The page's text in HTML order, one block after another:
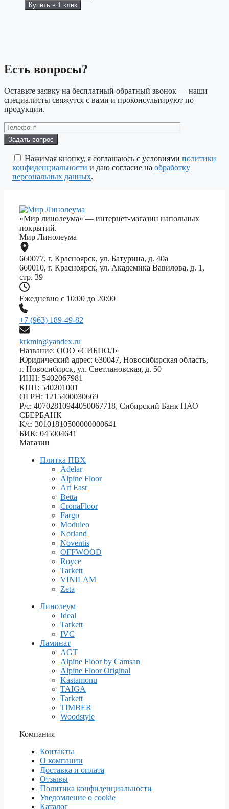
Купить в 1 клик
Есть вопросы?
Оставьте заявку на бесплатный обратный звонок — наши
специалисты свяжутся с вами и проконсультируют по
продукции.
Оставьте
это
поле
пустым.
Нажимая кнопку, я соглашаюсь с условиями политики
конфиденциальности и даю согласие на обработку
персональных данных.
«Мир линолеума» — интернет-магазин напольных
покрытий.
Мир Линолеума
660077, г. Красноярск, ул. Батурина, д. 40а
660010, г. Красноярск, ул. Академика Вавилова, д. 1,
стр. 39
Ежедневно с 10:00 до 20:00
+7 (963) 189-49-82
krkmir@yandex.ru
Название: ООО «СИБПОЛ»
Юридический адрес: 630047, Новосибирская область,
г. Новосибирск, ул. Светлановская, д. 50
ИНН: 5402067981
КПП: 540201001
ОГРН: 1215400030669
Р/с: 40702810944050067718, Сибирский Банк ПАО
СБЕРБАНК
К/с: 30101810500000000641
БИК: 045004641
Магазин
Плитка ПВХ
Adelar
Alpine Floor
Art East
Betta
CronaFloor
Fargo
Moduleo
Norland
Noventis
OFFWOOD
Royce
Tarkett
VINILAM
Zeta
Линолеум
Ideal
Tarkett
IVC
Ламинат
AGT
Alpine Floor by Camsan
Alpine Floor Original
Kastamonu
TAIGA
Tarkett
TIMBER
Woodstyle
Компания
Контакты
О компании
Доставка и оплата
Отзывы
Политика конфиденциальности
Уведомление о cookie
Каталог